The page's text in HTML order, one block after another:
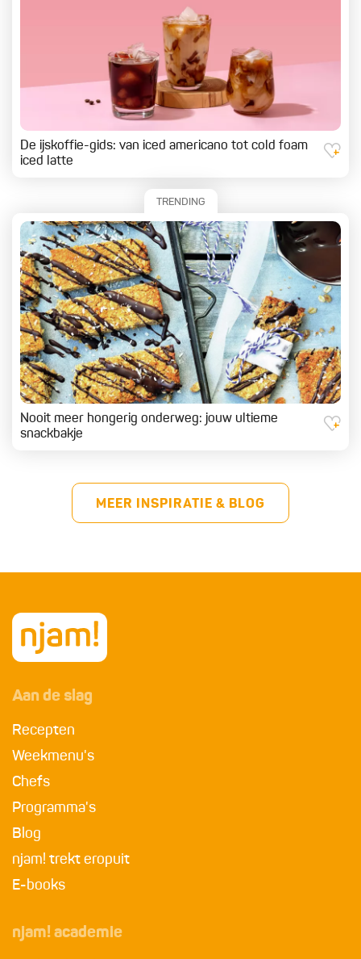
De ijskoffie-gids: van iced americano tot cold foam
iced latte
TRENDING
Nooit meer hongerig onderweg: jouw ultieme
snackbakje
MEER INSPIRATIE & BLOG
Aan de slag
Recepten
Weekmenu's
Chefs
Programma's
Blog
njam! trekt eropuit
E-books
njam! academie